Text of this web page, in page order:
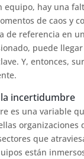
equipo, hay una
de caos y
de referencia en
puede
Y, entonces,
incertidumbre
es una variable
organizaciones
que
están